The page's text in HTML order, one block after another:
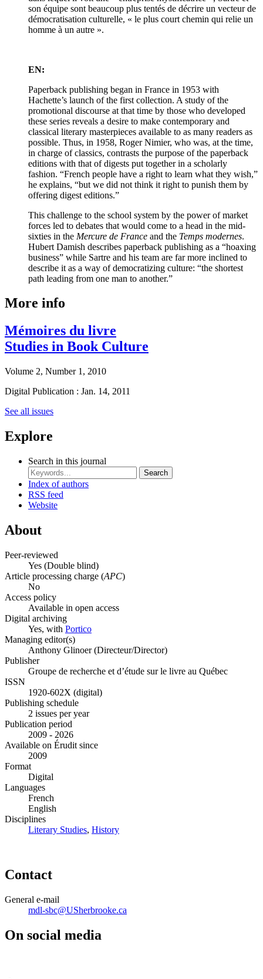
son équipe sont beaucoup plus tentés de décrire un vecteur de
démocratisation culturelle, « le plus court chemin qui relie un
homme à un autre ».
EN:
Paperback publishing began in France in 1953 with
Hachette’s launch of the first collection. A study of the
promotional discourse at that time by those who developed
these series reveals a desire to make contemporary and
classical literary masterpieces available to as many readers as
possible. Thus, in 1958, Roger Nimier, who was, at the time,
in charge of classics, contrasts the purpose of the paperback
editions with that of digests put together in a scholarly
fashion. “French people have a right to learn what they wish,”
he explains, “but we did not think it right to punish them by
offering digest editions.”
This challenge to the school system by the power of market
forces led to debates that would come to a head in the mid-
sixties in the Mercure de France and the Temps modernes.
Hubert Damish describes paperback publishing as a “hoaxing
business” while Sartre and his team are far more inclined to
describe it as a way of democratizing culture: “the shortest
path leading from one man to another.”
More info
Mémoires du livre
Studies in Book Culture
Volume 2, Number 1, 2010
Digital Publication : Jan. 14, 2011
See all issues
Explore
Search in this journal
Search
Index of authors
RSS feed
Website
About
Peer-reviewed
Yes (Double blind)
Article processing charge (APC)
No
Access policy
Available in open access
Digital archiving
Yes, with Portico
Managing editor(s)
Anthony Glinoer (Directeur/Director)
Publisher
Groupe de recherche et d’étude sur le livre au Québec
ISSN
1920-602X (digital)
Publishing schedule
2 issues per year
Publication period
2009 - 2026
Available on Érudit since
2009
Format
Digital
Languages
French
English
Disciplines
Literary Studies, History
Contact
General e-mail
mdl-sbc@USherbrooke.ca
On social media